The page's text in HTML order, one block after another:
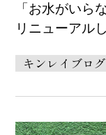
「お水がいら
リニューアル
キンレイブログ